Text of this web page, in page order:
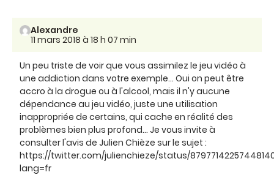
Alexandre
11 mars 2018 à 18 h 07 min
Un peu triste de voir que vous assimilez le jeu vidéo à
une addiction dans votre exemple... Oui on peut être
accro à la drogue ou à l'alcool, mais il n'y aucune
dépendance au jeu vidéo, juste une utilisation
inappropriée de certains, qui cache en réalité des
problèmes bien plus profond... Je vous invite à
consulter l'avis de Julien Chièze sur le sujet :
https://twitter.com/julienchieze/status/
lang=fr